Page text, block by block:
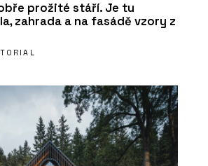
prožité stáří. Je tu
zahrada a na fasádě vzory z